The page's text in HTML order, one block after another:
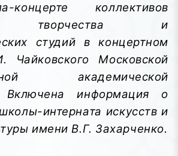
коллективов
творчества и
студий в концертном
Московской
академической
Включена информация о
интерната искусств и
имени В.Г. Захарченко.